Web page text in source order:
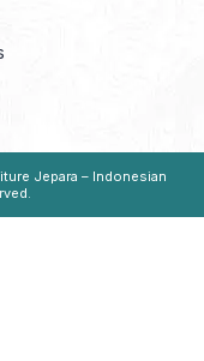
Jepara – Indonesian